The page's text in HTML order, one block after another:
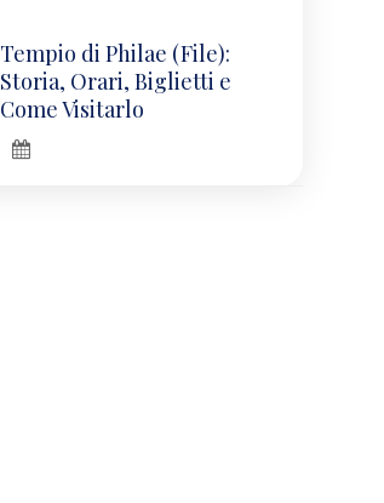
Tempio di Philae (File):
Storia, Orari, Biglietti e
Come Visitarlo